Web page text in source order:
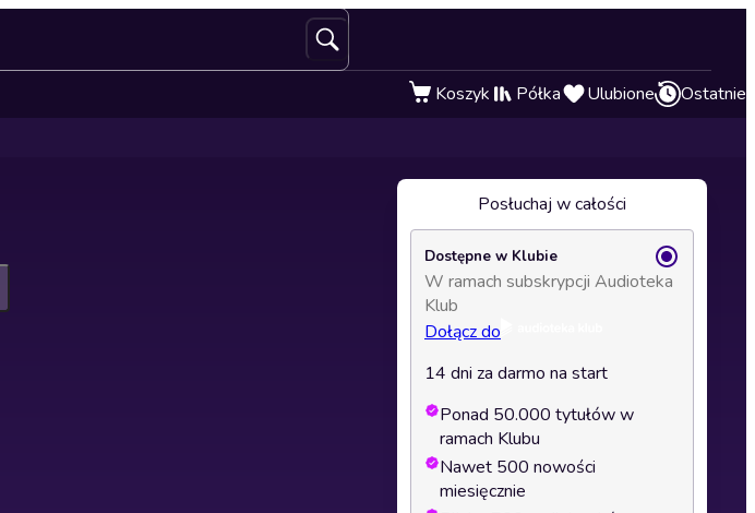
Koszyk Półka Ulubione Ostatnie
Posłuchaj w całości
Dostępne w Klubie
W ramach subskrypcji Audioteka
Klub
Dołącz do
14 dni za darmo na start
Ponad 50.000 tytułów w
ramach Klubu
Nawet 500 nowości
miesięcznie